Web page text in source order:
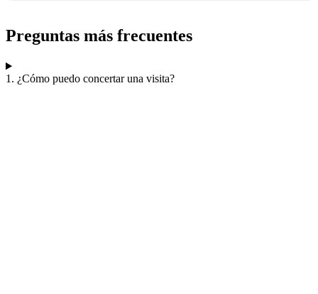
Preguntas más frecuentes
1. ¿Cómo puedo concertar una visita?